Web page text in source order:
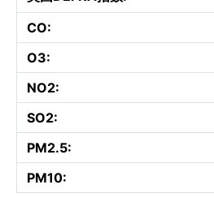
CO:
O3:
NO2:
SO2:
PM2.5:
PM10: